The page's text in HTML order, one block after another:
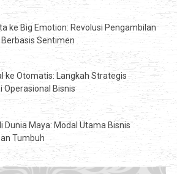
ke Big Emotion: Revolusi Pengambilan
Sentimen
ke Otomatis: Langkah Strategis
Operasional Bisnis
Dunia Maya: Modal Utama Bisnis
Tumbuh